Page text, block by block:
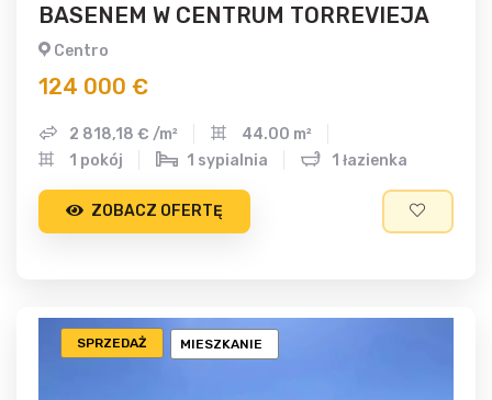
BASENEM W CENTRUM TORREVIEJA
Centro
124 000 €
2 818,18 € /m²
44.00 m²
1 pokój
1 sypialnia 1 łazienka
ZOBACZ OFERTĘ
MIESZKANIE
SPRZEDAŻ